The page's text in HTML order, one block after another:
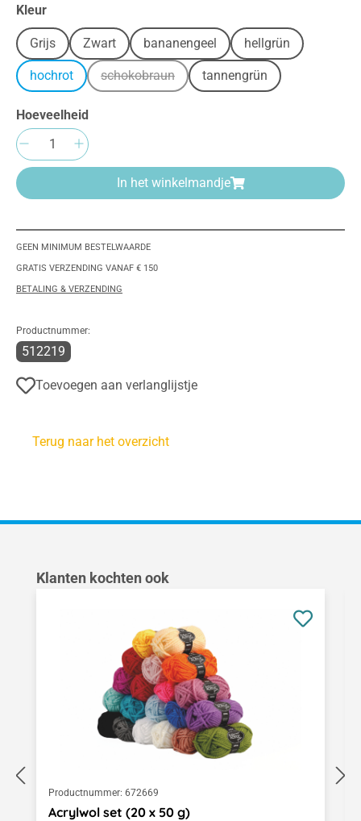
Selecteer
Kleur
Grijs Zwart bananengeel hellgrün
hochrot schokobraun(Deze optie is momenteel niet beschikbaar.)
tannengrün
Hoeveelheid
Producthoeveelheid: Voer de gewenste
In het winkelmandje
GEEN MINIMUM BESTELWAARDE
GRATIS VERZENDING VANAF € 150
BETALING & VERZENDING
Productnummer:
512219
Toevoegen aan verlanglijstje
Terug naar het overzicht
Productgalerij overslaan
Klanten kochten ook
Productnummer: 672669
Acrylwol set (20 x 50 g)